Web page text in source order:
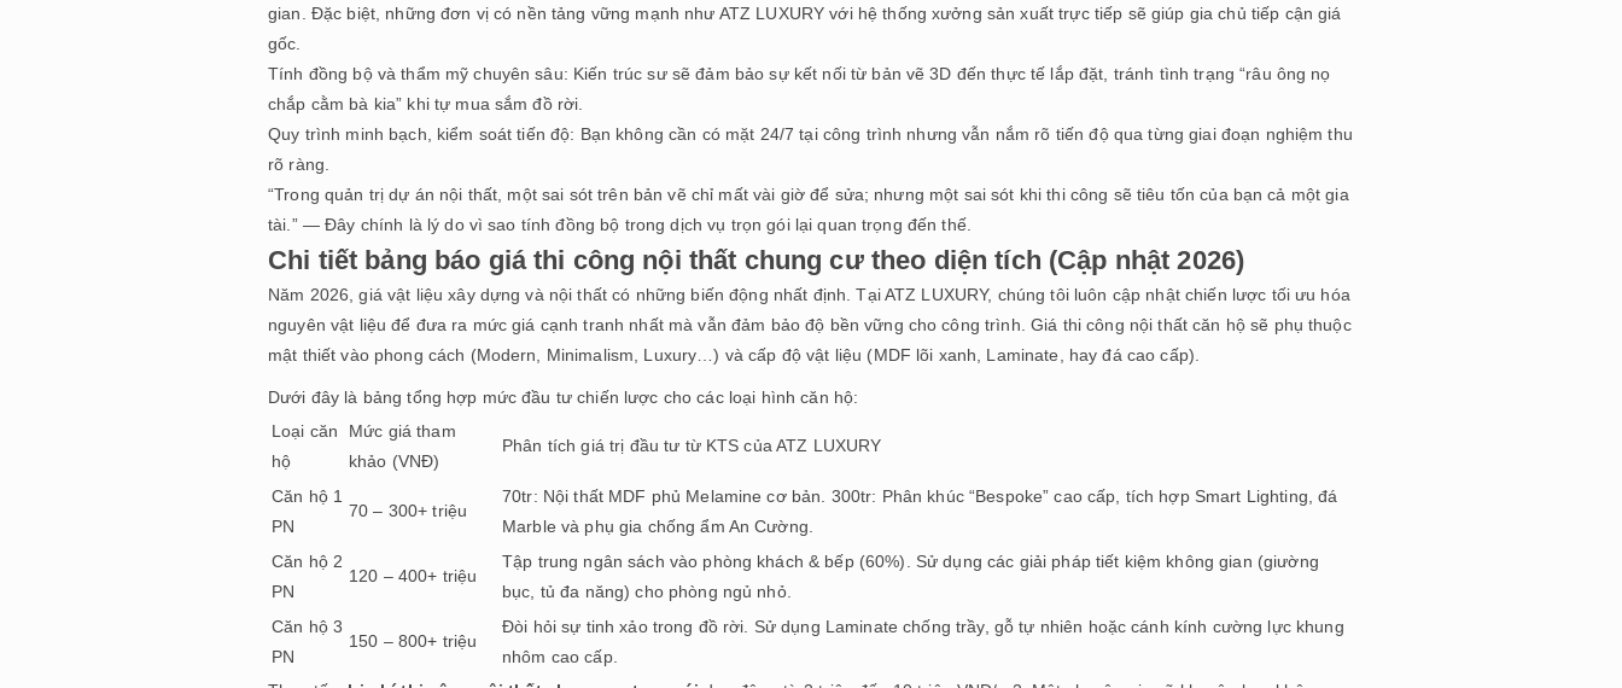
gian. Đặc biệt, những đơn vị có nền tảng vững mạnh như ATZ LUXURY với hệ thống xưởng sản xuất trực tiếp sẽ giúp gia chủ tiếp cận giá
gốc.
Tính đồng bộ và thẩm mỹ chuyên sâu: Kiến trúc sư sẽ đảm bảo sự kết nối từ bản vẽ 3D đến thực tế lắp đặt, tránh tình trạng “râu ông nọ
chắp cằm bà kia” khi tự mua sắm đồ rời.
Quy trình minh bạch, kiểm soát tiến độ: Bạn không cần có mặt 24/7 tại công trình nhưng vẫn nắm rõ tiến độ qua từng giai đoạn nghiệm thu
rõ ràng.
“Trong quản trị dự án nội thất, một sai sót trên bản vẽ chỉ mất vài giờ để sửa; nhưng một sai sót khi thi công sẽ tiêu tốn của bạn cả một gia
tài.” — Đây chính là lý do vì sao tính đồng bộ trong dịch vụ trọn gói lại quan trọng đến thế.
Chi tiết bảng báo giá thi công nội thất chung cư theo diện tích (Cập nhật 2026)
Năm 2026, giá vật liệu xây dựng và nội thất có những biến động nhất định. Tại ATZ LUXURY, chúng tôi luôn cập nhật chiến lược tối ưu hóa
nguyên vật liệu để đưa ra mức giá cạnh tranh nhất mà vẫn đảm bảo độ bền vững cho công trình. Giá thi công nội thất căn hộ sẽ phụ thuộc
mật thiết vào phong cách (Modern, Minimalism, Luxury…) và cấp độ vật liệu (MDF lõi xanh, Laminate, hay đá cao cấp).
Dưới đây là bảng tổng hợp mức đầu tư chiến lược cho các loại hình căn hộ:
Loại căn
hộ
Mức giá tham
khảo (VNĐ)
Phân tích giá trị đầu tư từ KTS của ATZ LUXURY
Căn hộ 1
PN
70 – 300+ triệu
70tr: Nội thất MDF phủ Melamine cơ bản. 300tr: Phân khúc “Bespoke” cao cấp, tích hợp Smart Lighting, đá
Marble và phụ gia chống ẩm An Cường.
Căn hộ 2
PN
120 – 400+ triệu
Tập trung ngân sách vào phòng khách & bếp (60%). Sử dụng các giải pháp tiết kiệm không gian (giường
bục, tủ đa năng) cho phòng ngủ nhỏ.
Căn hộ 3
PN
150 – 800+ triệu
Đòi hỏi sự tinh xảo trong đồ rời. Sử dụng Laminate chống trầy, gỗ tự nhiên hoặc cánh kính cường lực khung
nhôm cao cấp.